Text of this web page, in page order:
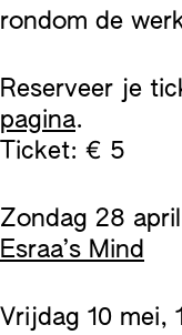
rondom de
Reserveer je
pagina.
Ticket: € 5
Zondag 28
Esraa’s Mind
Vrijdag 10 mei,